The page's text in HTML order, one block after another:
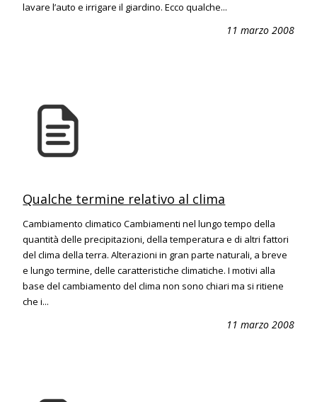
lavare l’auto e irrigare il giardino. Ecco qualche...
11 marzo 2008
Qualche termine relativo al clima
Cambiamento climatico Cambiamenti nel lungo tempo della
quantità delle precipitazioni, della temperatura e di altri fattori
del clima della terra. Alterazioni in gran parte naturali, a breve
e lungo termine, delle caratteristiche climatiche. I motivi alla
base del cambiamento del clima non sono chiari ma si ritiene
che i...
11 marzo 2008